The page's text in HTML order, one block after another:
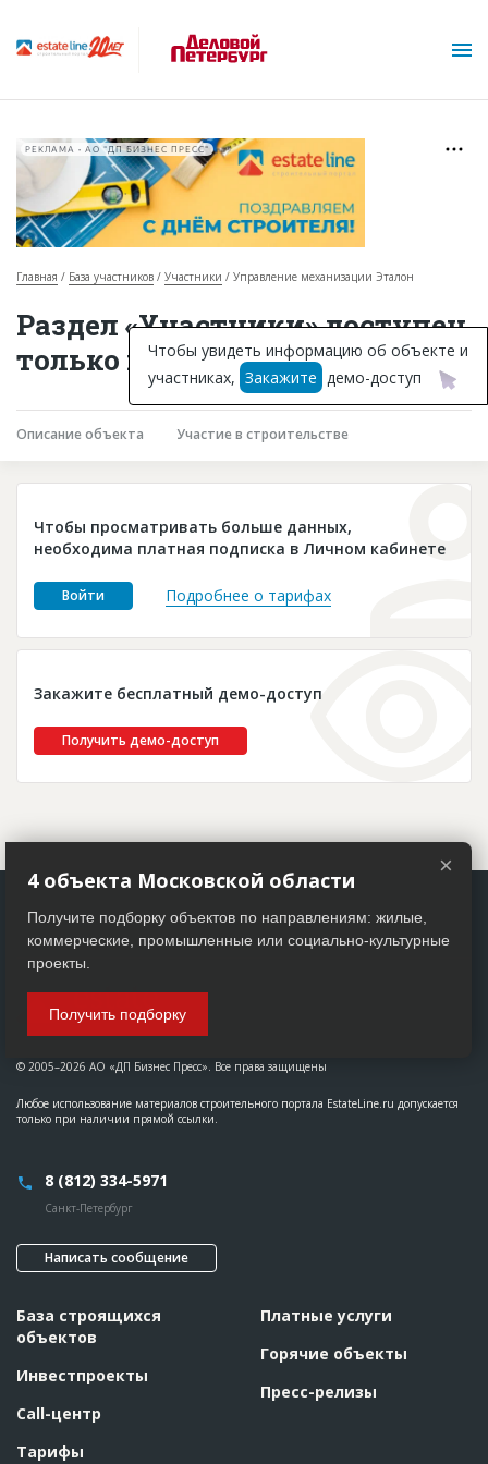
Горячие объекты
База строящихся объектов
Инвестпроекты
Глоссарий
Платные услуги
Пресс-релизы
РЕКЛАМА • АО "ДП БИЗНЕС ПРЕСС"
Главная База участников Участники Управление механизации Эталон
Раздел «Участники» доступен
только подписчикам
Описание объекта Участие в строительстве
Чтобы просматривать больше данных,
необходима платная подписка в Личном кабинете
Войти Подробнее о тарифах
Закажите бесплатный демо-доступ
Получить демо-доступ
Чтобы увидеть информацию об объекте и
участниках, Закажите демо-доступ
© 2005–2026 АО «ДП Бизнес Пресс». Все права защищены
Любое использование материалов строительного портала EstateLine.ru допускается
только при наличии прямой ссылки.
8 (812) 334-5971
Санкт-Петербург
Написать сообщение
База строящихся
объектов
Инвестпроекты
Call-центр
Тарифы
Платные услуги
Горячие объекты
Пресс-релизы
×
4 объекта Московской области
Получите подборку объектов по направлениям: жилые,
коммерческие, промышленные или социально-культурные
проекты.
Получить подборку